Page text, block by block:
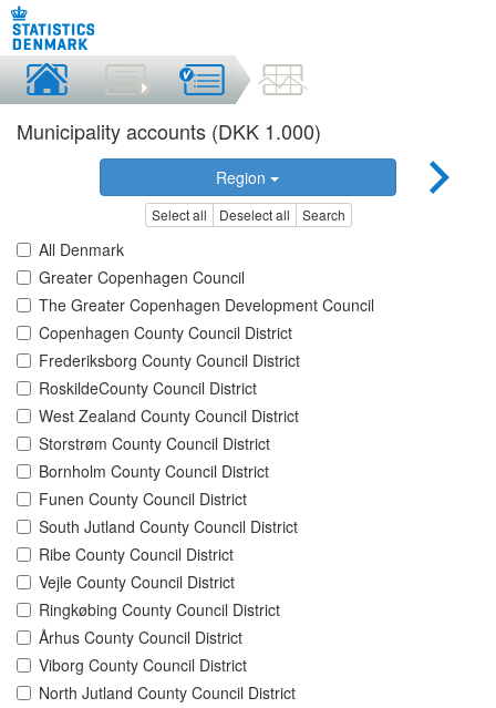
Municipality accounts (DKK 1.000)
Region
Select all Deselect all Search
All Denmark
Greater Copenhagen Council
The Greater Copenhagen Development Council
Copenhagen County Council District
Frederiksborg County Council District
RoskildeCounty Council District
West Zealand County Council District
Storstrøm County Council District
Bornholm County Council District
Funen County Council District
South Jutland County Council District
Ribe County Council District
Vejle County Council District
Ringkøbing County Council District
Århus County Council District
Viborg County Council District
North Jutland County Council District